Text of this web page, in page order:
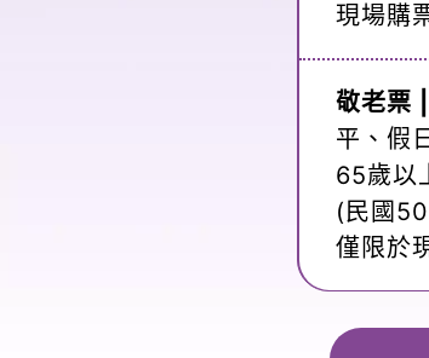
現場購
敬老票
平、假
65歲以
(民國
僅限於